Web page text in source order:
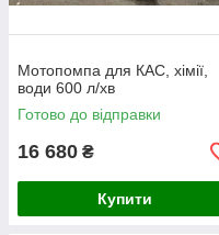
Мотопомпа для КАС, хімії,
води 600 л/хв
Готово до відправки
16 680 ₴
Купити